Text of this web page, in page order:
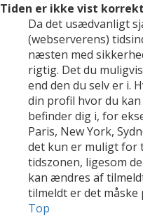
Tiden er ikke vist
Da det usædvanligt
(webserverens)
næsten med
rigtig. Det du
end den du selv er i.
din profil hvor du
befinder dig i, for
Paris, New York,
det kun er muligt for
tidszonen, ligesom
kan ændres af
tilmeldt er det måske
Top